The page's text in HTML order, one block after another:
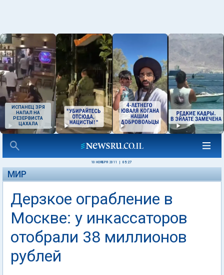
ИСПАНЕЦ ЗРЯ
НАПАЛ НА
РЕЗЕРВИСТА
ЦАХАЛА
10 НОЯБРЯ 2011 05:27
МИР
Дерзкое ограбление в
Москве: у инкассаторов
отобрали 38 миллионов
рублей